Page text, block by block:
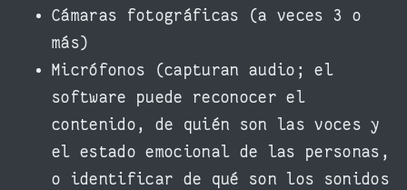
Cámaras fotográficas (a veces 3 o
más)
Micrófonos (capturan audio; el
software puede reconocer el
contenido, de quién son las voces y
el estado emocional de las personas,
o identificar de qué son los sonidos